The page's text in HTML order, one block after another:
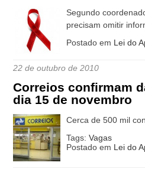
Segundo
precisam omitir
Postado em Lei do
22 de outubro de 2010
Correios confirmam
dia 15 de novembro
Cerca de 500 mil
Tags: Vagas
Postado em Lei do